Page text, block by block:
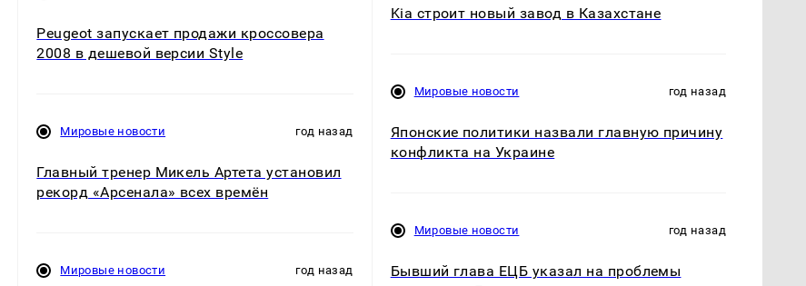
Peugeot запускает продажи кроссовера
2008 в дешевой версии Style
Мировые новости год назад
Главный тренер Микель Артета установил
рекорд «Арсенала» всех времён
Мировые новости год назад
Kia строит новый завод в Казахстане
Мировые новости год назад
Японские политики назвали главную причину
конфликта на Украине
Мировые новости год назад
Бывший глава ЕЦБ указал на проблемы